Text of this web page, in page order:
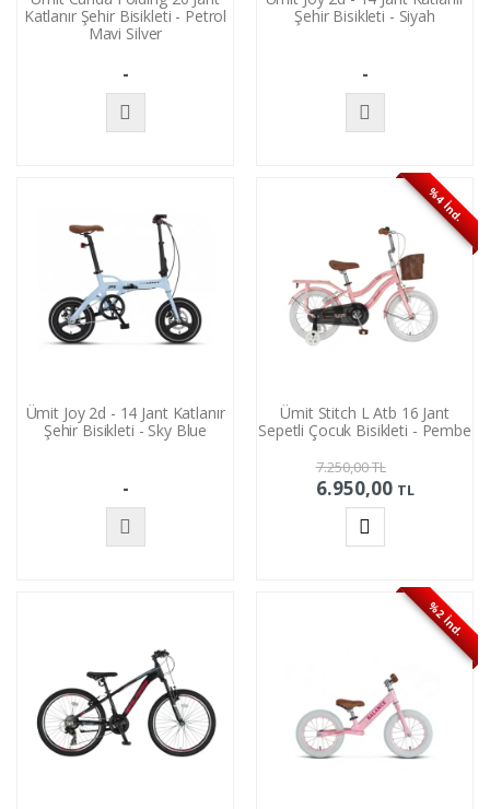
Katlanır Şehir Bisikleti - Petrol
Mavi Silver
-
Şehir Bisikleti - Siyah
-
Ümit Joy 2d - 14 Jant Katlanır
Şehir Bisikleti - Sky Blue
-
%4 İnd.
Ümit Stitch L Atb 16 Jant
Sepetli Çocuk Bisikleti - Pembe
7.250,00TL
6.950,00 TL
%2 İnd.